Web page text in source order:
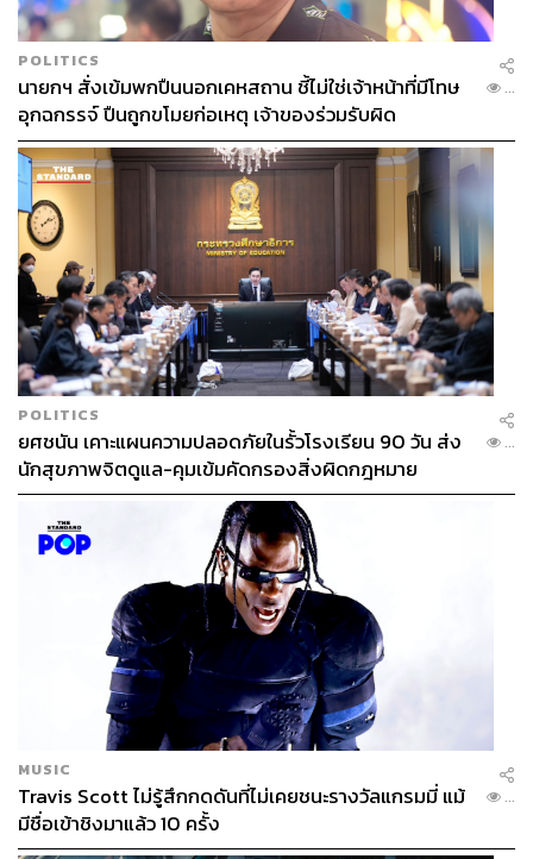
POLITICS
นายกฯ สั่งเข้มพกปืนนอกเคหสถาน ชี้ไม่ใช่เจ้าหน้าที่มีโทษ
อุกฉกรรจ์ ปืนถูกขโมยก่อเหตุ เจ้าของร่วมรับผิด
...
POLITICS
ยศชนัน เคาะแผนความปลอดภัยในรั้วโรงเรียน 90 วัน ส่ง
นักสุขภาพจิตดูแล-คุมเข้มคัดกรองสิ่งผิดกฎหมาย
...
MUSIC
Travis Scott ไม่รู้สึกกดดันที่ไม่เคยชนะรางวัลแกรมมี่ แม้
มีชื่อเข้าชิงมาแล้ว 10 ครั้ง
...